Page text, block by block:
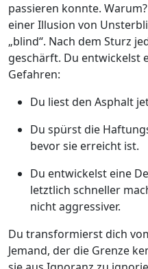
passieren konnte.
einer Illusion von
„blind“. Nach dem Sturz
geschärft. Du entwickelst
Gefahren:
Du liest den Asphalt
Du spürst die
bevor sie erreicht ist.
Du entwickelst eine
letztlich schneller
nicht aggressiver.
Du transformierst dich
Jemand, der die Grenze